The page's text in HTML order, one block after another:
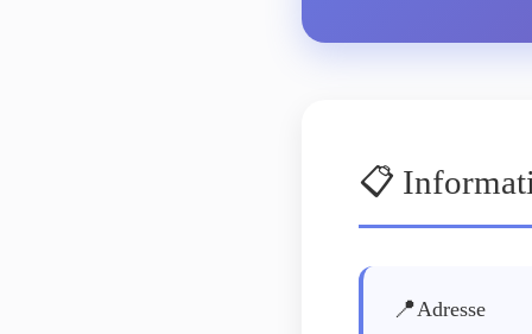
📋
📍Adresse